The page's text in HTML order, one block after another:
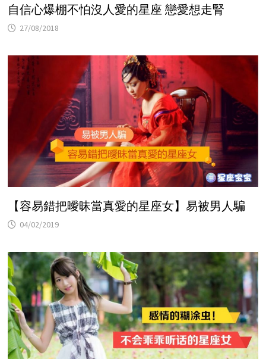
自信心爆棚不怕沒人愛的星座 戀愛想走腎
27/08/2018
【容易錯把曖昧當真愛的星座女】易被男人騙
04/02/2019